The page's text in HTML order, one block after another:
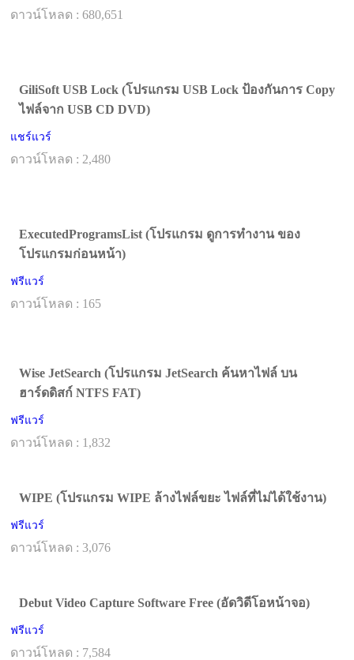
ดาวน์โหลด : 680,651
GiliSoft USB Lock (โปรแกรม USB Lock ป้องกันการ Copy
ไฟล์จาก USB CD DVD)
แชร์แวร์
ดาวน์โหลด : 2,480
ExecutedProgramsList (โปรแกรม ดูการทำงาน ของ
โปรแกรมก่อนหน้า)
ฟรีแวร์
ดาวน์โหลด : 165
Wise JetSearch (โปรแกรม JetSearch ค้นหาไฟล์ บน
ฮาร์ดดิสก์ NTFS FAT)
ฟรีแวร์
ดาวน์โหลด : 1,832
WIPE (โปรแกรม WIPE ล้างไฟล์ขยะ ไฟล์ที่ไม่ได้ใช้งาน)
ฟรีแวร์
ดาวน์โหลด : 3,076
Debut Video Capture Software Free (อัดวิดีโอหน้าจอ)
ฟรีแวร์
ดาวน์โหลด : 7,584